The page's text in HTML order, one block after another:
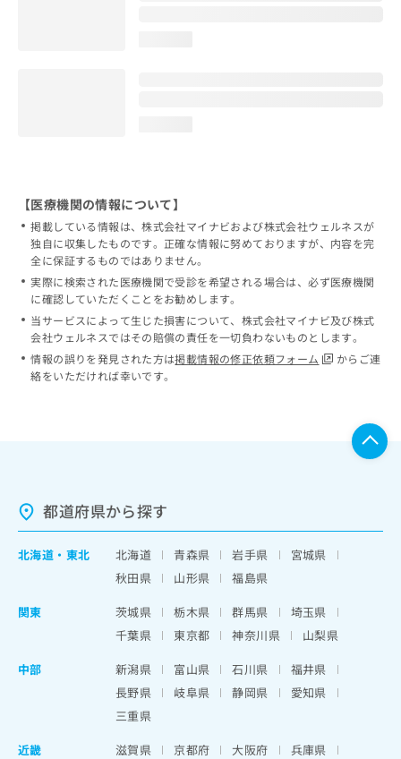
【医療機関の情報について】
掲載している情報は、株式会社マイナビおよび株式会社ウェルネスが
独自に収集したものです。正確な情報に努めておりますが、内容を完
全に保証するものではありません。
実際に検索された医療機関で受診を希望される場合は、必ず医療機関
に確認していただくことをお勧めします。
当サービスによって生じた損害について、株式会社マイナビ及び株式
会社ウェルネスではその賠償の責任を一切負わないものとします。
情報の誤りを発見された方は掲載情報の修正依頼フォーム
からご連
絡をいただければ幸いです。
都道府県から探す
北海道 ・ 東北 北海道 青森県 岩手県
宮城県
秋田県
山形県
福島県
関東
茨城県 栃木県 群馬県
埼玉県
千葉県
東京都 神奈川県
山梨県
中部
新潟県 富山県 石川県
福井県
長野県
岐阜県 静岡県
愛知県
三重県
近畿
滋賀県 京都府 大阪府
兵庫県